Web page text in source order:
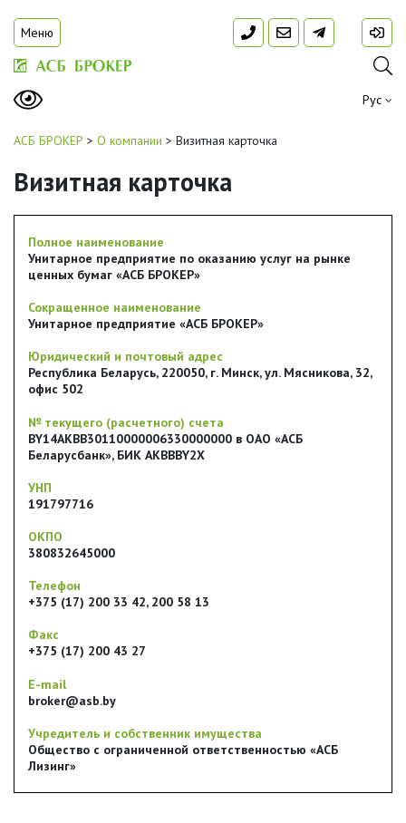
Меню
Рус
АСБ БРОКЕР > О компании > Визитная карточка
Визитная карточка
Полное наименование
Унитарное предприятие по оказанию услуг на рынке
ценных бумаг «АСБ БРОКЕР»
Сокращенное наименование
Унитарное предприятие «АСБ БРОКЕР»
Юридический и почтовый адрес
Республика Беларусь, 220050, г. Минск, ул. Мясникова, 32,
офис 502
№ текущего (расчетного) счета
BY14AKBB30110000006330000000 в ОАО «АСБ
Беларусбанк», БИК AKBBBY2X
УНП
191797716
ОКПО
380832645000
Телефон
+375 (17) 200 33 42, 200 58 13
Факс
+375 (17) 200 43 27
E-mail
broker@asb.by
Учредитель и собственник имущества
Общество с ограниченной ответственностью «АСБ
Лизинг»